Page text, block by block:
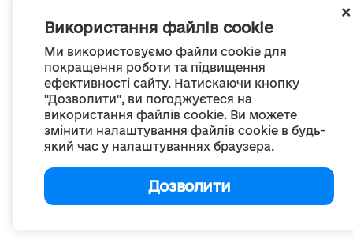
Використання файлів cookie
Ми використовуємо файли cookie для
покращення роботи та підвищення
ефективності сайту. Натискаючи кнопку
"Дозволити", ви погоджуєтеся на
використання файлів cookie. Ви можете
змінити налаштування файлів cookie в будь-
який час у налаштуваннях браузера.
Дозволити
Весь контент доступний за ліцензією
Creative Commons Attribution 4.0 International license,
якщо не зазначено інше